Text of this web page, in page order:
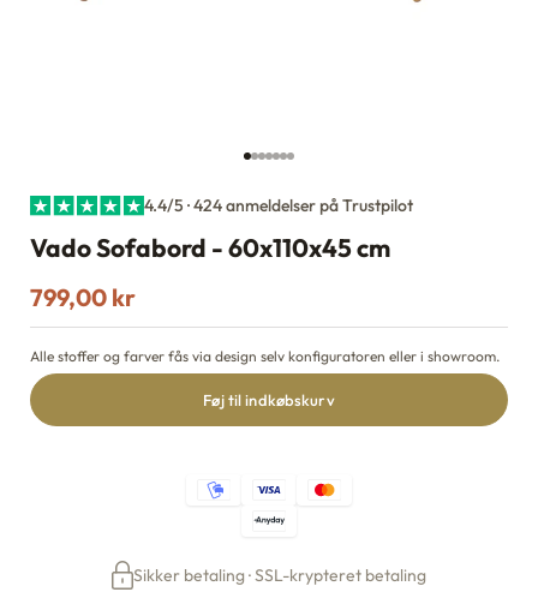
Gå til element 1
Gå til element 2
Gå til element 3
Gå til element 4
Gå til element 5
Gå til element 6
Gå til element 7
4.4/5 · 424 anmeldelser på Trustpilot
Vado Sofabord - 60x110x45 cm
Salgspris
799,00 kr
Alle stoffer og farver fås via design selv konfiguratoren eller i showroom.
Føj til indkøbskurv
Sikker betaling · SSL-krypteret betaling